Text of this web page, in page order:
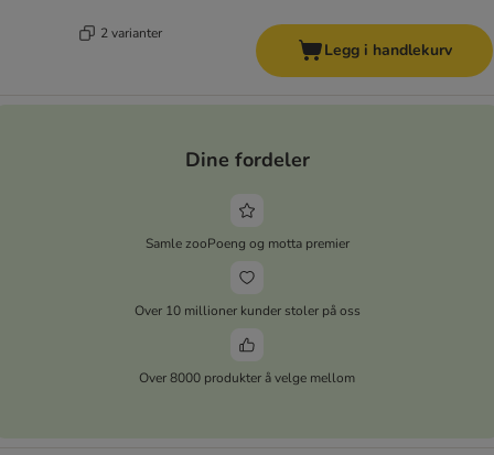
2 varianter
Legg i handlekurv
Dine fordeler
Samle zooPoeng og motta premier
Over 10 millioner kunder stoler på oss
Over 8000 produkter å velge mellom